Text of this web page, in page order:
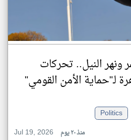
ونهر النيل.. تحركات
لـ"حماية الأمن القومي"
Politics
Jul 19, 2026
منذ ٢٠ يوم